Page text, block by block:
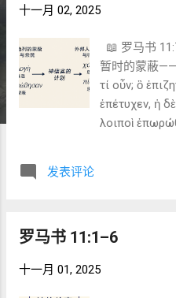
十一月 02, 2025
📖 罗马书
暂时的蒙蔽——
τί οὖν; ὃ
ἐπέτυχεν, ἡ
λοιποὶ
λοιποὶ）却
暗示以色列在
得着」，此处
发表评论
罗马书 11:1–6
十一月 01, 2025